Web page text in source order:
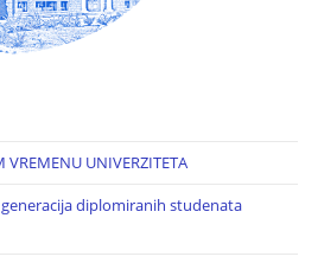
VREMENU UNIVERZITETA
diplomiranih studenata